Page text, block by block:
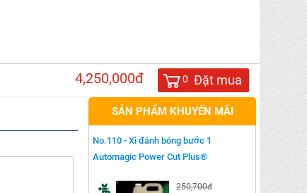
4,250,000đ 0 Đặt mua
SẢN PHẨM KHUYẾN MÃI
No.110 - Xi đánh bóng bước 1
Automagic Power Cut Plus®
250,700đ